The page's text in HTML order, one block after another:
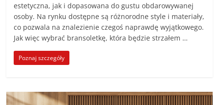
estetyczna, jak i dopasowana do gustu obdarowywanej
osoby. Na rynku dostępne są różnorodne style i materiały,
co pozwala na znalezienie czegoś naprawdę wyjątkowego.
Jak więc wybrać bransoletkę, która będzie strzałem …
Poznaj szczegóły